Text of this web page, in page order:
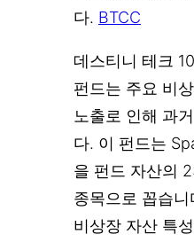
다. BTCC
데스티니 테크
펀드는 주요 비
노출로 인해 과
다. 이 펀드는
을 펀드 자산의
종목으로 꼽습
비상장 자산 특